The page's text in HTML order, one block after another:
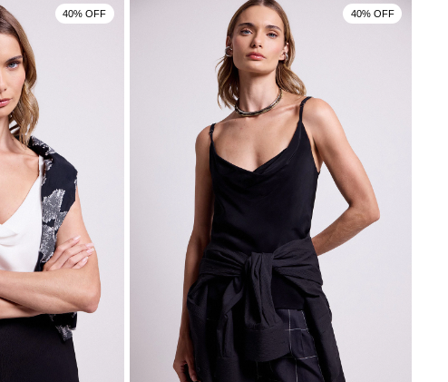
40% OFF 40% OFF